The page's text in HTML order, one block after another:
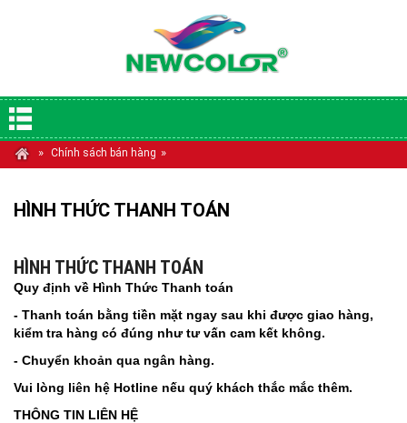
» Chính sách bán hàng »
HÌNH THỨC THANH TOÁN
HÌNH THỨC THANH TOÁN
Quy định về Hình Thức Thanh toán
- Thanh toán bằng tiền mặt ngay sau khi được giao hàng,
kiểm tra hàng có đúng như tư vấn cam kết không.
- Chuyển khoản qua ngân hàng.
Vui lòng liên hệ Hotline nếu quý khách thắc mắc thêm.
THÔNG TIN LIÊN HỆ